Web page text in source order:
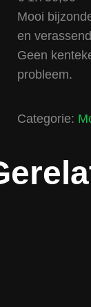
Mooi
en
Geen
probleem.
Categorie: